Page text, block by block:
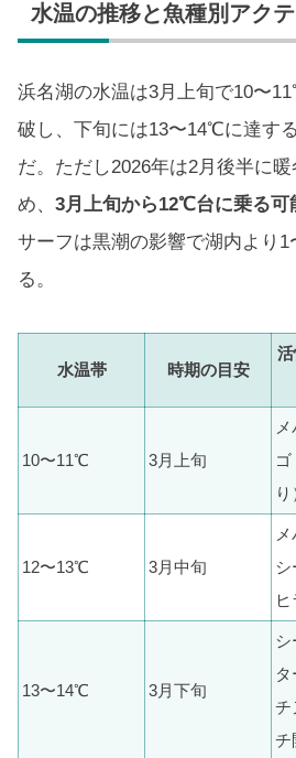
水温の推移と魚種別アク
浜名湖の水温は3月上旬で10〜
破し、下旬には13〜14℃に達す
だ。ただし2026年は2月後半に
め、 3月上旬から12℃台に乗る可
サーフは黒潮の影響で湖内より
る。
水温帯 時期の目安
10〜11℃ 3月上旬
り
12〜13℃ 3月中旬
シ
ヒ
13〜14℃ 3月下旬
シ
タ
チ
チ